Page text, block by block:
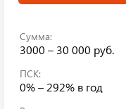
Сумма:
3000 – 30 000 руб.
ПСК:
0% – 292% в год